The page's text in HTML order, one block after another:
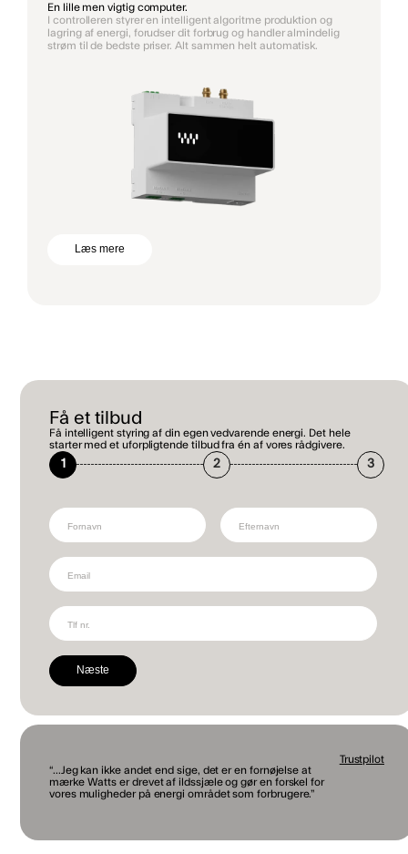
En lille men vigtig computer.
I controlleren styrer en intelligent algoritme produktion og
lagring af energi, forudser dit forbrug og handler almindelig
strøm til de bedste priser. Alt sammen helt automatisk.
Læs mere
Få et tilbud
Få intelligent styring af din egen vedvarende energi. Det hele
starter med et uforpligtende tilbud fra én af vores rådgivere.
1 2 3
Næste
“...Jeg kan ikke andet end sige, det er en fornøjelse at
mærke Watts er drevet af ildssjæle og gør en forskel for
vores muligheder på energi området som forbrugere.”
Trustpilot